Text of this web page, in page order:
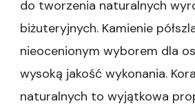
do tworzenia naturalnych
biżuteryjnych. Kamienie
nieocenionym wyborem dla
wysoką jakość wykonania.
naturalnych to wyjątkowa